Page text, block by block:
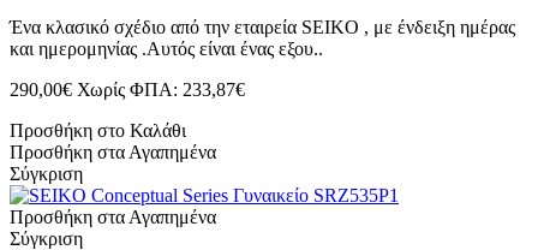
Ένα κλασικό σχέδιο από την εταιρεία SEIKO , με ένδειξη ημέρας
και ημερομηνίας .Αυτός είναι ένας εξου..
290,00€ Χωρίς ΦΠΑ: 233,87€
Προσθήκη στο Καλάθι
Προσθήκη στα Αγαπημένα
Σύγκριση
Προσθήκη στα Αγαπημένα
Σύγκριση